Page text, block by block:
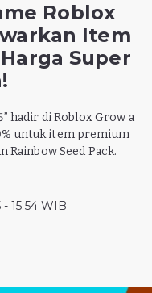
Roblox
Item
Super
hadir di Roblox Grow a
untuk item premium
Rainbow Seed Pack.
15:54 WIB